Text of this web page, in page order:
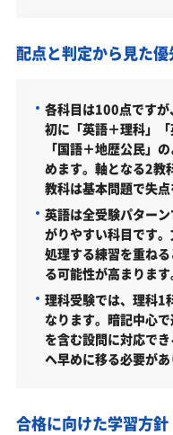
難易度（前年度
立正大学地球環境
立正大学地球環
「立正大学地球環
やる気をなくして
受験勉強を始める
学部に合格できる
大学受験対策いつ
のポイント
不登校・高卒認定
境科学部受験も対
配点と判定から見た
各科目は100点です
初に「英語＋理科」
「国語＋地歴公民」
めます。軸となる2教
教科は基本問題で失点
英語は全受験パター
がりやすい科目です
処理する練習を重ね
る可能性が高まります
理科受験では、理科1
なります。暗記中心
を含む設問に対応で
へ早めに移る必要があ
合格に向けた学習方針